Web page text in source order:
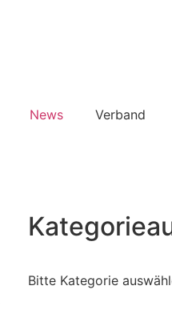
News Verband
Bitte Kategorie